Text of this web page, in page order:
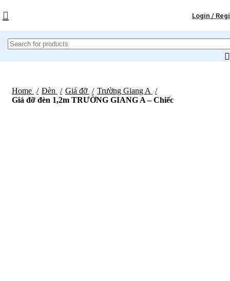
Login /
Home Đèn Giá đỡ
Trường Giang A
Giá đỡ đèn 1,2m TRƯỜNG GIANG A – Chiếc